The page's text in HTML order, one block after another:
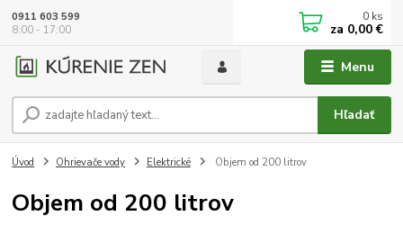
Menu
Hľadať
0911 603 599
8:00 - 17:00
0 ks
za 0,00 €
Úvod Ohrievače vody Elektrické Objem od 200 litrov
Objem od 200 litrov